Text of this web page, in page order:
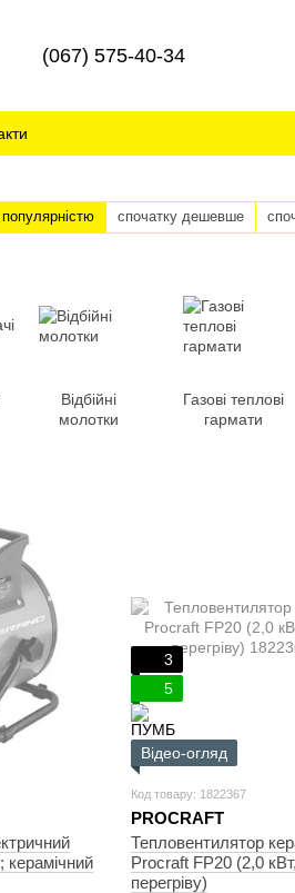
(067) 575-40-34
спочатку дешевше
Відбійні
молотки
Газові теплові
гармати
3
5
Відео-огляд
Код товару: 1822367
PROCRAFT
Тепловентилятор
Procraft FP20 (2,0
перегріву)